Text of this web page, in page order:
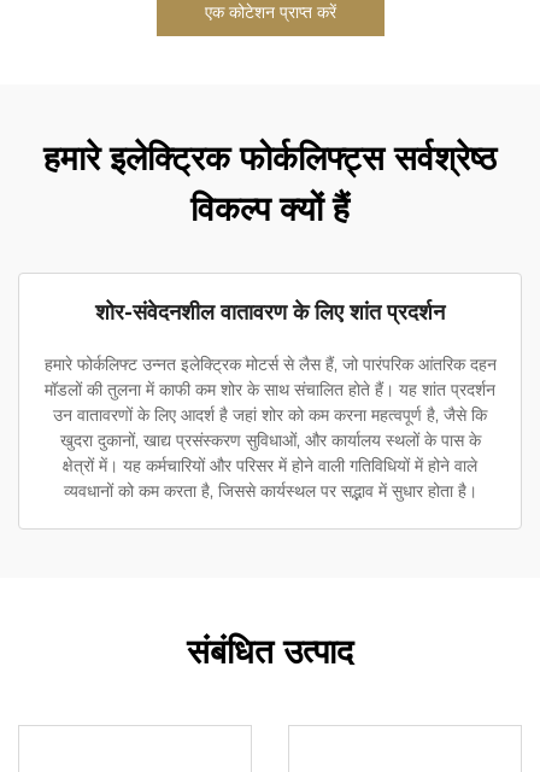
एक कोटेशन प्राप्त करें
हमारे इलेक्ट्रिक फोर्कलिफ्ट्स सर्वश्रेष्ठ
विकल्प क्यों हैं
शोर-संवेदनशील वातावरण के लिए शांत प्रदर्शन
हमारे फोर्कलिफ्ट उन्नत इलेक्ट्रिक मोटर्स से लैस हैं, जो पारंपरिक आंतरिक दहन
मॉडलों की तुलना में काफी कम शोर के साथ संचालित होते हैं। यह शांत प्रदर्शन
उन वातावरणों के लिए आदर्श है जहां शोर को कम करना महत्वपूर्ण है, जैसे कि
खुदरा दुकानों, खाद्य प्रसंस्करण सुविधाओं, और कार्यालय स्थलों के पास के
क्षेत्रों में। यह कर्मचारियों और परिसर में होने वाली गतिविधियों में होने वाले
व्यवधानों को कम करता है, जिससे कार्यस्थल पर सद्भाव में सुधार होता है।
संबंधित उत्पाद